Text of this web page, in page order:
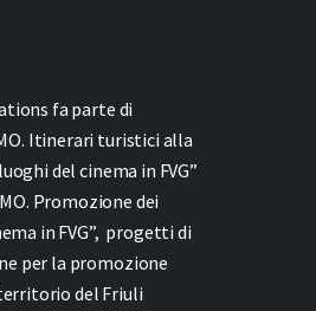
fa parte di
Itinerari turistici alla
del cinema in FVG”
Promozione dei
in FVG”, progetti di
per la promozione
del Friuli